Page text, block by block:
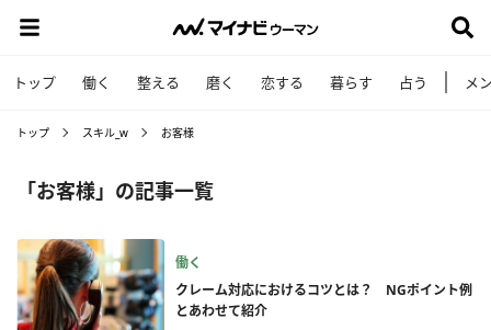
トップ 働く 整える 磨く 恋する 暮らす 占う メ
トップ スキル_w お客様
「お客様」の記事一覧
働く
クレーム対応におけるコツとは？ NGポイント例
とあわせて紹介